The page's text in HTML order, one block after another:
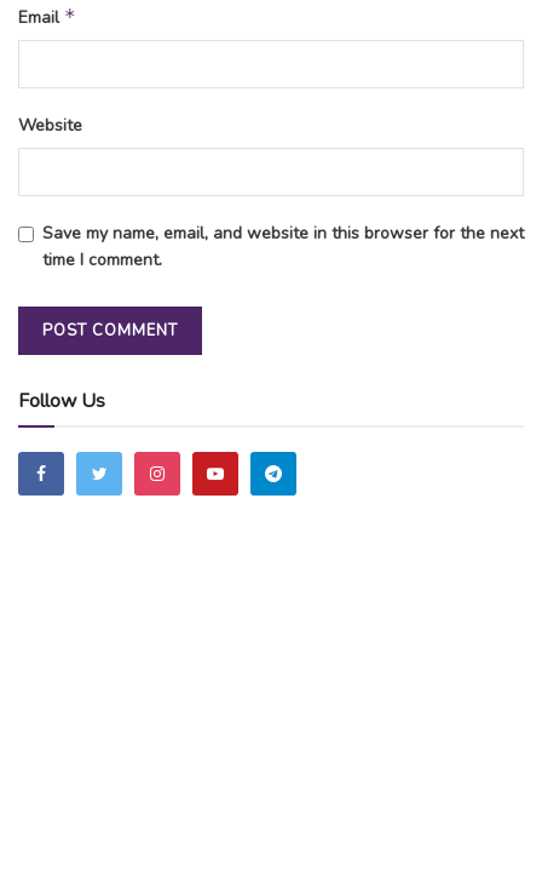
Email *
Website
Save my name, email, and website in this browser for the next
time I comment.
Follow Us